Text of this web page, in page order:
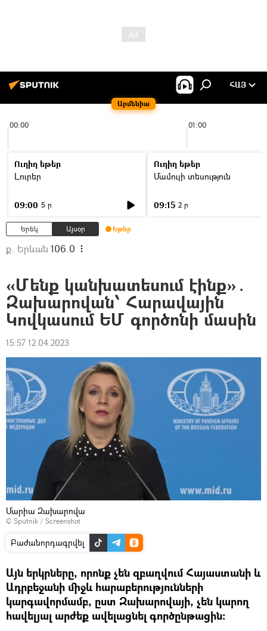
Արմենիա
ՀԱՅ
00:00 01:00
Ուղիղ եթեր
Լուրեր
09:00 5 ր
Ուղիղ եթեր
Մամուլի տեսություն
09:15 2 ր
Երեկ Այսօր Եթեր
ք. Երևան 106.0
«Մենք կանխատեսում էինք»․
Զախարովան՝ Հարավային
Կովկասում ԵՄ գործոնի մասին
15:57 12.04.2023
Մարիա Զախարովա
© Sputnik / Screenshot
Բաժանորդագրվել
Այն երկրները, որոնք չեն զբաղվում Հայաստանի և
Ադրբեջանի միջև հարաբերությունների
կարգավորմամբ, ըստ Զախարովայի, չեն կարող
հավելյալ արժեք ավելացնել գործընթացին: